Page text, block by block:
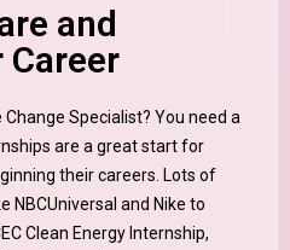
and
Career
are a great start for
their careers. Lots of
NBCUniversal and Nike to
Clean Energy Internship,